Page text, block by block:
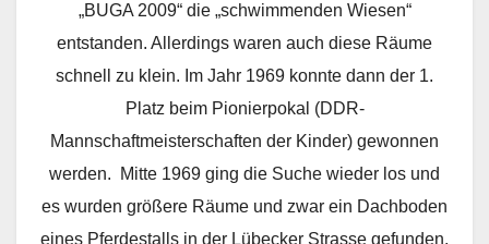
„BUGA 2009“ die „schwimmenden Wiesen“
entstanden. Allerdings waren auch diese Räume
schnell zu klein. Im Jahr 1969 konnte dann der 1.
Platz beim Pionierpokal (DDR-
Mannschaftmeisterschaften der Kinder) gewonnen
werden. Mitte 1969 ging die Suche wieder los und
es wurden größere Räume und zwar ein Dachboden
eines Pferdestalls in der Lübecker Strasse gefunden.